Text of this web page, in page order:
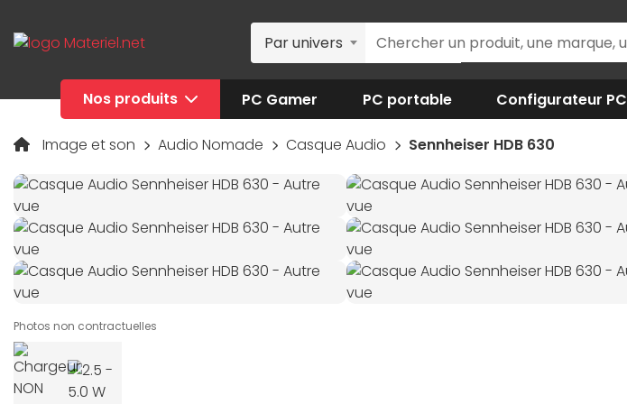
Par univers
Nos produits PC Gamer PC portable Configurateur PC
Image et son Audio Nomade Casque Audio Sennheiser HDB 630
Photos non contractuelles